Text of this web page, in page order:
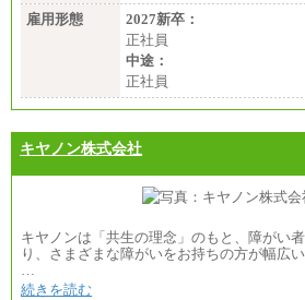
雇用形態
2027新卒：
正社員
中途：
正社員
キヤノン株式会社
キヤノンは「共生の理念」のもと、障がい
り、さまざまな障がいをお持ちの方が幅広
…
続きを読む